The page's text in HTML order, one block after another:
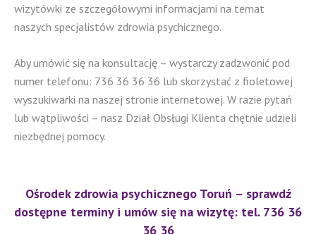
wizytówki ze szczegółowymi informacjami na temat
naszych specjalistów zdrowia psychicznego.
Aby umówić się na konsultację – wystarczy zadzwonić pod
numer telefonu: 736 36 36 36 lub skorzystać z fioletowej
wyszukiwarki na naszej stronie internetowej. W razie pytań
lub wątpliwości – nasz Dział Obsługi Klienta chętnie udzieli
niezbędnej pomocy.
Ośrodek zdrowia psychicznego Toruń – sprawdź
dostępne terminy i umów się na wizytę: tel. 736 36
36 36